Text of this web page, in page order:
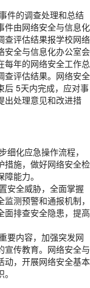
件的调查处理和总结
件由网络安全与信息化
查评估结果报学校网络
安全与信息化办公室会
每年的网络安全工作总
查评估结果。网络安全
后 5天内完成，应对事
出处理意见和改进措
化应急操作流程，
措施，做好网络安全检
能力。
安全威胁，全面掌握
测预警和通报机制，
面排查安全隐患，提高
要内容，加强突发网
宣传教育。网络安全与
动，开展网络安全基本